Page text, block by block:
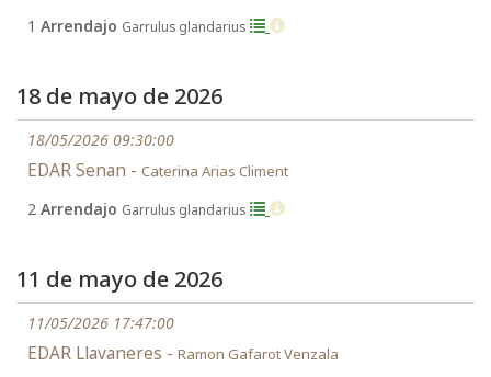
1 Arrendajo Garrulus glandarius
18 de mayo de 2026
18/05/2026 09:30:00
EDAR Senan - Caterina Arias Climent
2 Arrendajo Garrulus glandarius
11 de mayo de 2026
11/05/2026 17:47:00
EDAR Llavaneres - Ramon Gafarot Venzala